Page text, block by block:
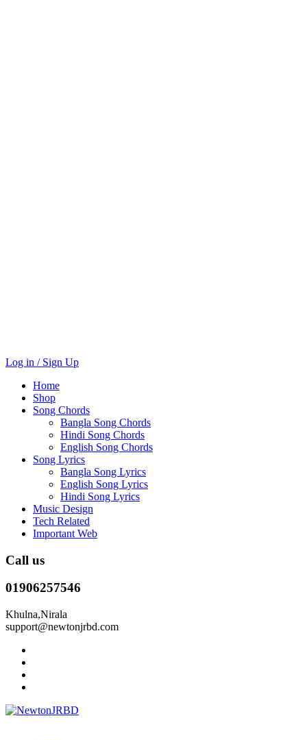
Log in / Sign Up
Home
Shop
Song Chords
Bangla Song Chords
Hindi Song Chords
English Song Chords
Song Lyrics
Bangla Song Lyrics
English Song Lyrics
Hindi Song Lyrics
Music Design
Tech Related
Important Web
Call us
01906257546
Khulna,Nirala
support@newtonjrbd.com